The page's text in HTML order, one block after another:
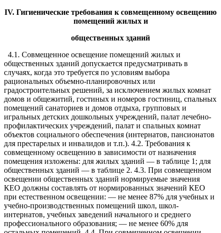
IV. Гигиенические требования к совмещенному освещению
помещений жилых и
общественных зданий
4.1. Совмещенное освещение помещений жилых и
общественных зданий допускается предусматривать в
случаях, когда это требуется по условиям выбора
рациональных объемно-планировочных или
градостроительных решений, за исключением жилых комнат
домов и общежитий, гостиных и номеров гостиниц, спальных
помещений санаториев и домов отдыха, групповых и
игральных детских дошкольных учреждений, палат лечебно-
профилактических учреждений, палат и спальных комнат
объектов социального обеспечения (интернатов, пансионатов
для престарелых и инвалидов и т.п.). 4.2. Требования к
совмещенному освещению в зависимости от назначения
помещения изложены: для жилых зданий — в таблице 1; для
общественных зданий — в таблице 2. 4.3. При совмещенном
освещении общественных зданий нормируемые значения
КЕО должны составлять от нормированных значений КЕО
при естественном освещении: — не менее 87% для учебных и
учебно-производственных помещений школ, школ-
интернатов, учебных заведений начального и среднего
профессионального образования; — не менее 60% для